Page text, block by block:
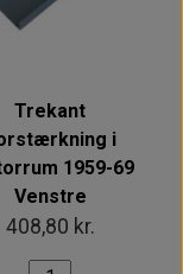
Trekant
i
1959-69
Venstre
408,80 kr.